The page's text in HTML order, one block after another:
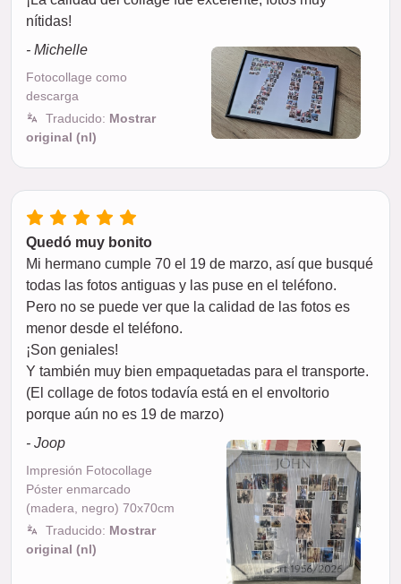
nítidas!
- Michelle
Fotocollage como
descarga
Traducido: Mostrar
original (nl)
Quedó muy bonito
Mi hermano cumple 70 el 19 de marzo, así que busqué
todas las fotos antiguas y las puse en el teléfono.
Pero no se puede ver que la calidad de las fotos es
menor desde el teléfono.
¡Son geniales!
Y también muy bien empaquetadas para el transporte.
(El collage de fotos todavía está en el envoltorio
porque aún no es 19 de marzo)
- Joop
Impresión Fotocollage
Póster enmarcado
(madera, negro) 70x70cm
Traducido: Mostrar
original (nl)